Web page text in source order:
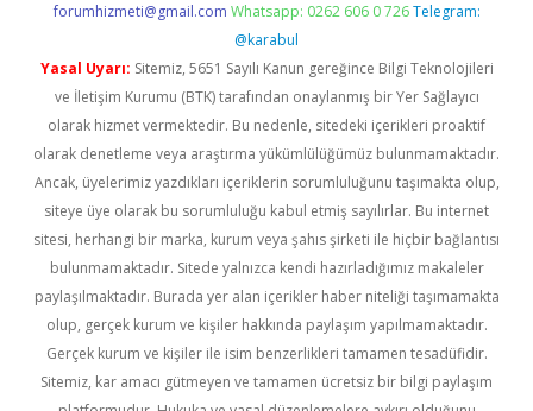
forumhizmeti@gmail.com Whatsapp: 0262 606 0 726 Telegram:
@karabul
Yasal Uyarı: Sitemiz, 5651 Sayılı Kanun gereğince Bilgi Teknolojileri
ve İletişim Kurumu (BTK) tarafından onaylanmış bir Yer Sağlayıcı
olarak hizmet vermektedir. Bu nedenle, sitedeki içerikleri proaktif
olarak denetleme veya araştırma yükümlülüğümüz bulunmamaktadır.
Ancak, üyelerimiz yazdıkları içeriklerin sorumluluğunu taşımakta olup,
siteye üye olarak bu sorumluluğu kabul etmiş sayılırlar. Bu internet
sitesi, herhangi bir marka, kurum veya şahıs şirketi ile hiçbir bağlantısı
bulunmamaktadır. Sitede yalnızca kendi hazırladığımız makaleler
paylaşılmaktadır. Burada yer alan içerikler haber niteliği taşımamakta
olup, gerçek kurum ve kişiler hakkında paylaşım yapılmamaktadır.
Gerçek kurum ve kişiler ile isim benzerlikleri tamamen tesadüfidir.
Sitemiz, kar amacı gütmeyen ve tamamen ücretsiz bir bilgi paylaşım